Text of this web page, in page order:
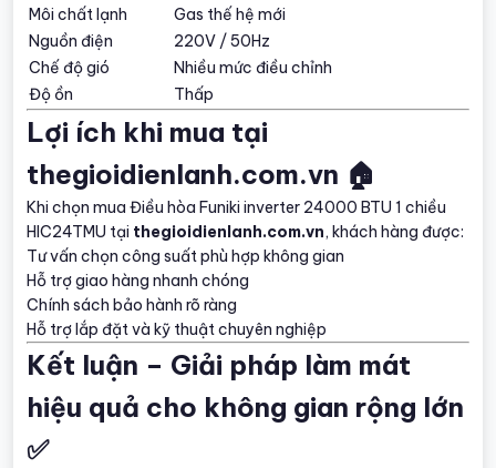
Môi chất lạnh
Gas thế hệ mới
Nguồn điện
220V / 50Hz
Chế độ gió
Nhiều mức điều chỉnh
Độ ồn
Thấp
Lợi ích khi mua tại
thegioidienlanh.com.vn 🏠
Khi chọn mua Điều hòa Funiki inverter 24000 BTU 1 chiều
HIC24TMU tại thegioidienlanh.com.vn, khách hàng được:
Tư vấn chọn công suất phù hợp không gian
Hỗ trợ giao hàng nhanh chóng
Chính sách bảo hành rõ ràng
Hỗ trợ lắp đặt và kỹ thuật chuyên nghiệp
Kết luận – Giải pháp làm mát
hiệu quả cho không gian rộng lớn
✅